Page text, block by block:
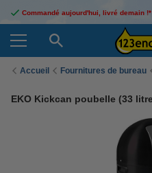
Commandé aujourd'hui, livré demain !*
Accueil Fournitures de bureau
EKO Kickcan poubelle (33